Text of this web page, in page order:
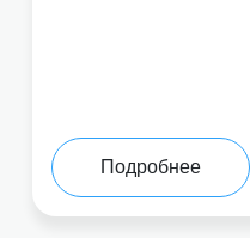
Подробнее